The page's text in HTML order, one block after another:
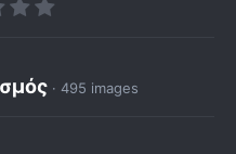
· 495 images